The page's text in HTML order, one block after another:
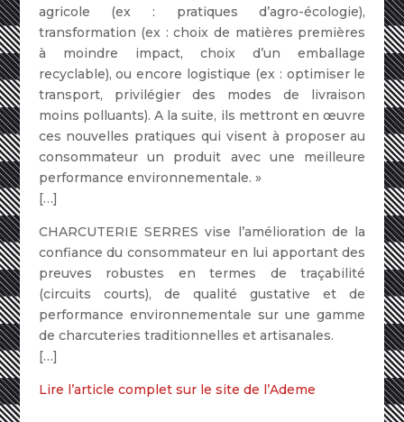
agricole (ex : pratiques d’agro-écologie),
transformation (ex : choix de matières premières
à moindre impact, choix d’un emballage
recyclable), ou encore logistique (ex : optimiser le
transport, privilégier des modes de livraison
moins polluants). A la suite, ils mettront en œuvre
ces nouvelles pratiques qui visent à proposer au
consommateur un produit avec une meilleure
performance environnementale. »
[…]
CHARCUTERIE SERRES vise l’amélioration de la
confiance du consommateur en lui apportant des
preuves robustes en termes de traçabilité
(circuits courts), de qualité gustative et de
performance environnementale sur une gamme
de charcuteries traditionnelles et artisanales.
[…]
Lire l’article complet sur le site de l’Ademe